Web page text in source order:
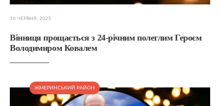
16 ЧЕРВНЯ, 2025
Вінниця прощається з 24-річним полеглим Героєм
Володимиром Ковалем
ЖМЕРИНСЬКИЙ РАЙОН